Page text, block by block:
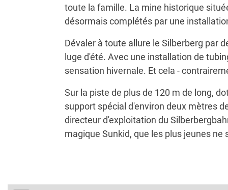
toute la famille. La mine historique
désormais complétés par une
Dévaler à toute allure le Silberberg par
luge d'été. Avec une installation de
sensation hivernale. Et cela -
Sur la piste de plus de 120 m de long,
support spécial d'environ deux mètres
directeur d'exploitation du
magique Sunkid, que les plus jeunes